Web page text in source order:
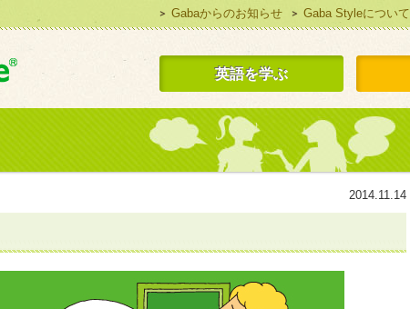
Gabaからのお知らせ Gaba Styleについて
Gaba Style 無料で英語学習 英語を学ぶ
2014.11.14